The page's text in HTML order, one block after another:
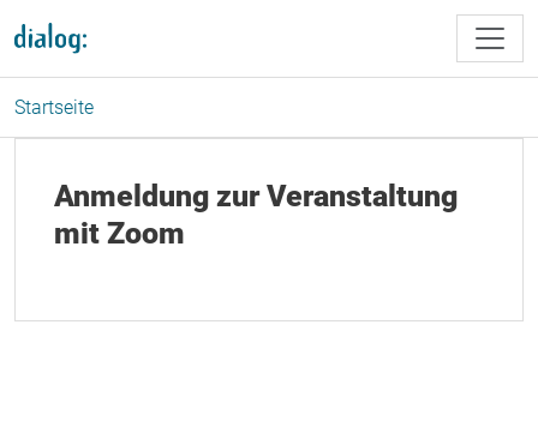
Startseite
Anmeldung zur Veranstaltung
mit Zoom